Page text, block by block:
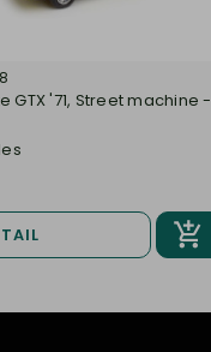
GTX '71, Street machine -